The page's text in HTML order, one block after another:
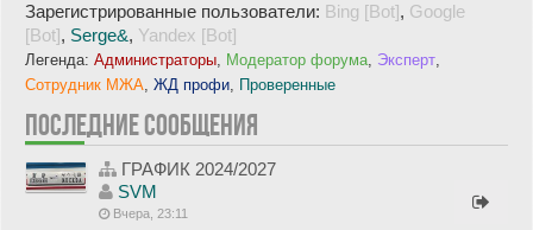
Зарегистрированные пользователи: Bing [Bot], Google
[Bot], Serge&, Yandex [Bot]
Легенда: Администраторы, Модератор форума, Эксперт,
Сотрудник МЖА, ЖД профи, Проверенные
ПОСЛЕДНИЕ СООБЩЕНИЯ
ГРАФИК 2024/2027
SVM
Вчера, 23:11